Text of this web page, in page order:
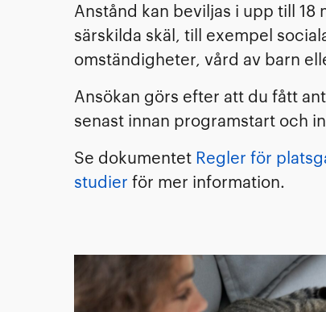
Anstånd kan beviljas i upp till 18
särskilda skäl, till exempel
omständigheter, vård av barn
Ansökan görs efter att du fått
senast innan programstart och
Se dokumentet Regler för
studier för mer information.